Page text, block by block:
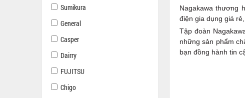
Sumikura
General
Casper
Dairry
FUJITSU
Chigo
Nagakawa thương
điện gia dụng giá
Tập đoàn
những sản phẩm
bạn đồng hành tin